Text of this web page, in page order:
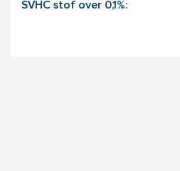
SVHC stof over 0,1%: